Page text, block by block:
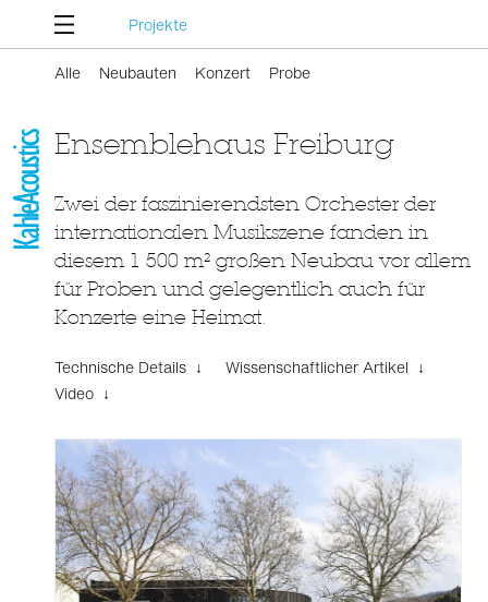
Projekte
Alle Neubauten Konzert Probe
Ensemblehaus Freiburg
Zwei der faszinierendsten Orchester der
internationalen Musikszene fanden in
diesem 1 500 m² großen Neubau vor allem
für Proben und gelegentlich auch für
Konzerte eine Heimat.
Technische Details ↓
Wissenschaftlicher Artikel ↓
Video ↓